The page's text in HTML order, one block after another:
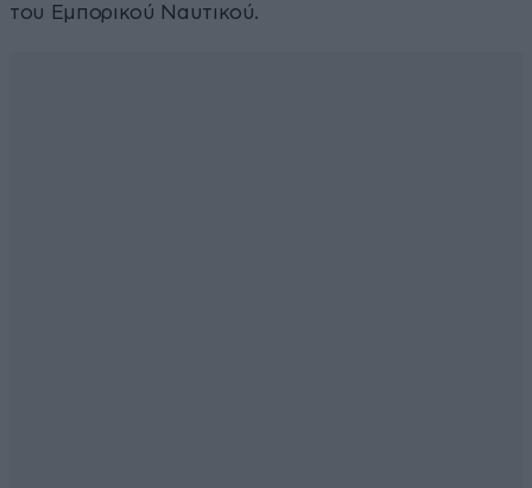
του Εμπορικού Ναυτικού.